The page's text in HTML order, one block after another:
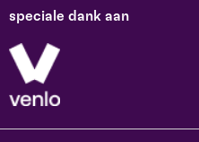
speciale dank aan